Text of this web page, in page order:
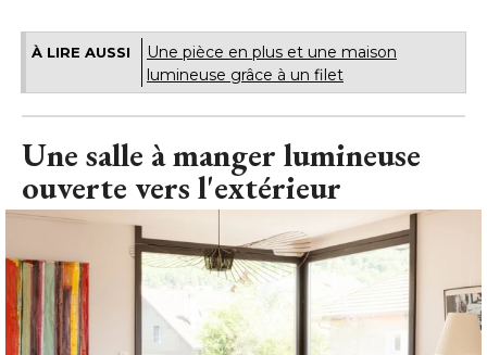
À LIRE AUSSI
Une pièce en plus et une maison
lumineuse grâce à un filet
Une salle à manger lumineuse
ouverte vers l'extérieur